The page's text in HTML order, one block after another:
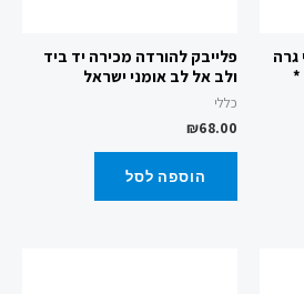
גרה
*
פלייבק להורדה מכירה יד ביד
ולב אל לב אומני ישראל
כללי
₪68.00
הוספה לסל